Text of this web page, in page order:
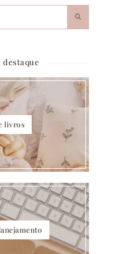
destaque
livros